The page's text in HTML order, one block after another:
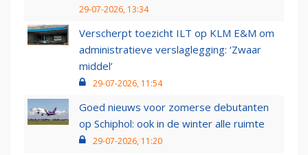
29-07-2026, 13:34
Verscherpt toezicht ILT op KLM E&M om
administratieve verslaglegging: ‘Zwaar
middel’
29-07-2026, 11:54
Goed nieuws voor zomerse debutanten
op Schiphol: ook in de winter alle ruimte
29-07-2026, 11:20